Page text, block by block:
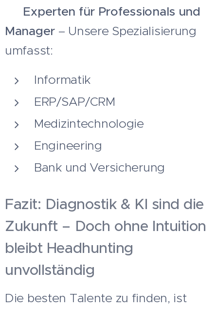
Experten für Professionals und
Manager – Unsere Spezialisierung
umfasst:
Informatik
ERP/SAP/CRM
Medizintechnologie
Engineering
Bank und Versicherung
Fazit: Diagnostik & KI sind die
Zukunft – Doch ohne Intuition
bleibt Headhunting
unvollständig
Die besten Talente zu finden, ist